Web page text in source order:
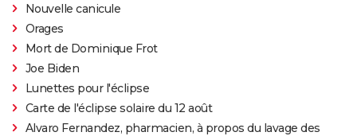
Nouvelle canicule
Orages
Mort de Dominique Frot
Joe Biden
Lunettes pour l'éclipse
Carte de l'éclipse solaire du 12 août
Alvaro Fernandez, pharmacien, à propos du lavage des